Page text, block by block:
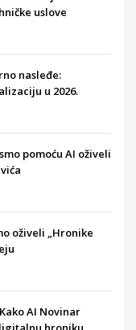
uslove
nasleđe:
u 2026.
smo pomoću AI oživeli
oživeli „Hronike
AI Novinar